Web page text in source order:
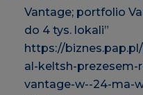
Vantage; portfolio
do 4 tys. lokali”
https://
al-keltsh-
vantage-w--24-ma-